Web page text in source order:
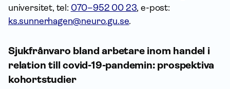
universitet, tel: 070–952 00 23, e-post:
ks.sunnerhagen@neuro.gu.se.
Sjukfrånvaro bland arbetare inom handel i
relation till covid-19-pandemin: prospektiva
kohortstudier